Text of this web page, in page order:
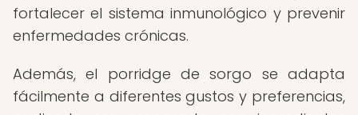
fortalecer el sistema inmunológico y prevenir
enfermedades crónicas.
Además, el porridge de sorgo se adapta
fácilmente a diferentes gustos y preferencias,